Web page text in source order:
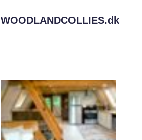
WOODLANDCOLLIES.dk